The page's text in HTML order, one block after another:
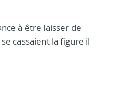
à être laisser de
cassaient la figure il